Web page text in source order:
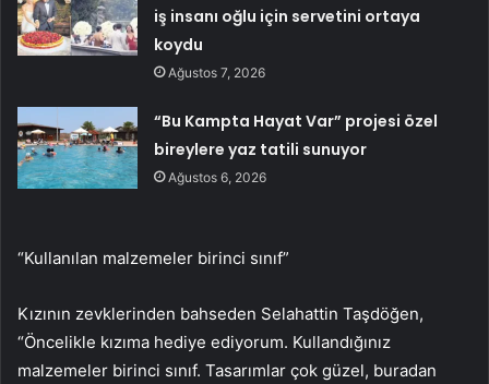
iş insanı oğlu için servetini ortaya
koydu
Ağustos 7, 2026
“Bu Kampta Hayat Var” projesi özel
bireylere yaz tatili sunuyor
Ağustos 6, 2026
“Kullanılan malzemeler birinci sınıf”
Kızının zevklerinden bahseden Selahattin Taşdöğen,
“Öncelikle kızıma hediye ediyorum. Kullandığınız
malzemeler birinci sınıf. Tasarımlar çok güzel, buradan